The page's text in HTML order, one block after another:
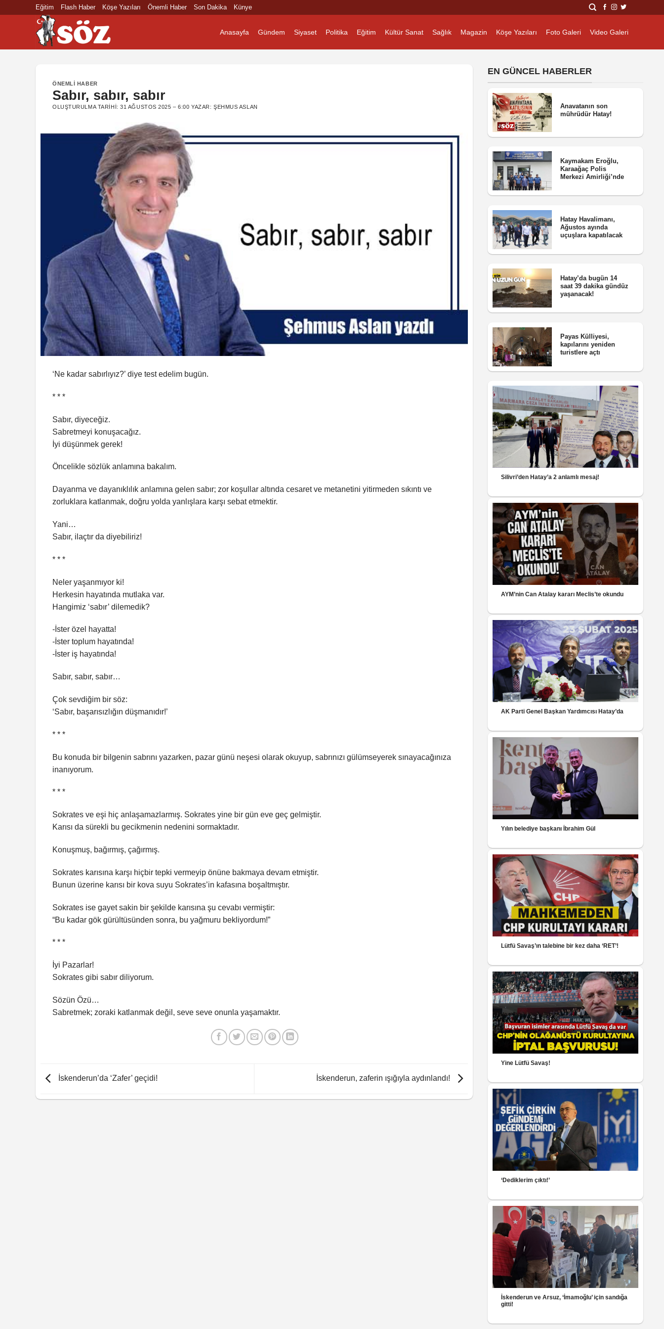
Eğitim Flash Haber Köşe Yazıları Önemli Haber Son Dakika Künye
Anasayfa Gündem Siyaset Politika Eğitim Kültür Sanat Sağlık Magazin Köşe Yazıları Foto Galeri Video Galeri
ÖNEMLI HABER
Sabır, sabır, sabır
OLUŞTURULMA TARIHI:31 AĞUSTOS 2025 – 6:00 YAZAR:ŞEHMUS ASLAN
‘Ne kadar sabırlıyız?’ diye test edelim bugün.
* * *
Sabır, diyeceğiz.
Sabretmeyi konuşacağız.
İyi düşünmek gerek!
Öncelikle sözlük anlamına bakalım.
Dayanma ve dayanıklılık anlamına gelen sabır; zor koşullar altında cesaret ve metanetini yitirmeden sıkıntı ve
zorluklara katlanmak, doğru yolda yanlışlara karşı sebat etmektir.
Yani…
Sabır, ilaçtır da diyebiliriz!
* * *
Neler yaşanmıyor ki!
Herkesin hayatında mutlaka var.
Hangimiz ‘sabır’ dilemedik?
-İster özel hayatta!
-İster toplum hayatında!
-İster iş hayatında!
Sabır, sabır, sabır…
Çok sevdiğim bir söz:
‘Sabır, başarısızlığın düşmanıdır!’
* * *
Bu konuda bir bilgenin sabrını yazarken, pazar günü neşesi olarak okuyup, sabrınızı gülümseyerek sınayacağınıza
inanıyorum.
* * *
Sokrates ve eşi hiç anlaşamazlarmış. Sokrates yine bir gün eve geç gelmiştir.
Karısı da sürekli bu gecikmenin nedenini sormaktadır.
Konuşmuş, bağırmış, çağırmış.
Sokrates karısına karşı hiçbir tepki vermeyip önüne bakmaya devam etmiştir.
Bunun üzerine karısı bir kova suyu Sokrates’in kafasına boşaltmıştır.
Sokrates ise gayet sakin bir şekilde karısına şu cevabı vermiştir:
“Bu kadar gök gürültüsünden sonra, bu yağmuru bekliyordum!”
* * *
İyi Pazarlar!
Sokrates gibi sabır diliyorum.
Sözün Özü…
Sabretmek; zoraki katlanmak değil, seve seve onunla yaşamaktır.
İskenderun’da ‘Zafer’ geçidi! İskenderun, zaferin ışığıyla aydınlandı!
EN GÜNCEL HABERLER
Anavatanın son
mührüdür Hatay!
Kaymakam Eroğlu,
Karaağaç Polis
Merkezi Amirliği’nde
Hatay Havalimanı,
Ağustos ayında
uçuşlara kapatılacak
Hatay’da bugün 14
saat 39 dakika gündüz
yaşanacak!
Payas Külliyesi,
kapılarını yeniden
turistlere açtı
Silivri’den Hatay’a 2 anlamlı mesaj!
AYM’nin Can Atalay kararı Meclis’te okundu
AK Parti Genel Başkan Yardımcısı Hatay’da
Yılın belediye başkanı İbrahim Gül
Lütfü Savaş’ın talebine bir kez daha ‘RET’!
Yine Lütfü Savaş!
‘Dediklerim çıktı!’
İskenderun ve Arsuz, ‘İmamoğlu’ için sandığa
gitti!